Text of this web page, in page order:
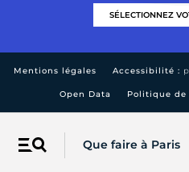
Menu Que faire à Paris
Mentions légales Accessibilité :
Open Data Politique de